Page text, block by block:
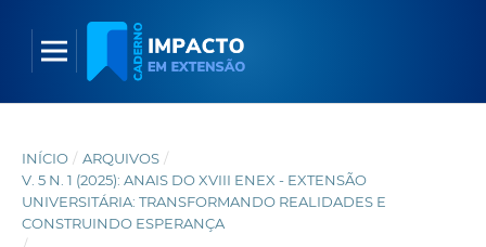
INÍCIO / ARQUIVOS /
V. 5 N. 1 (2025): ANAIS DO XVIII ENEX - EXTENSÃO
UNIVERSITÁRIA: TRANSFORMANDO REALIDADES E
CONSTRUINDO ESPERANÇA